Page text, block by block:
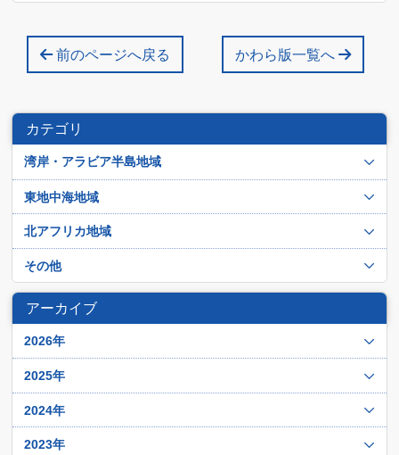
前のページへ戻る かわら版一覧へ
カテゴリ
湾岸・アラビア半島地域
アラブ首長国連邦
イエメン
イラク
オマーン
カタル
クウェイト
サウジアラビア
バハレーン
東地中海地域
イスラエル
トルコ
パレスチナ
ヨルダン
レバノン
北アフリカ地域
アルジェリア
エジプト
チュニジア
モロッコ
リビア
その他
アフガニスタン
イスラーム過激派
アーカイブ
2026年
12月
10月
2025年
12月
2024年
12月
2023年